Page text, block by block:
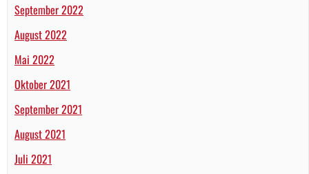
September 2022
August 2022
Mai 2022
Oktober 2021
September 2021
August 2021
Juli 2021